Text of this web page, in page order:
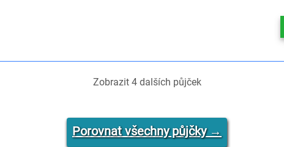
Zobrazit 4dalších půjček
Porovnat všechny půjčky →